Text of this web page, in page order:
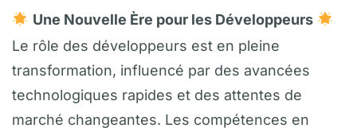
Une Nouvelle Ère pour les Développeurs
Le rôle des développeurs est en pleine
transformation, influencé par des avancées
technologiques rapides et des attentes de
marché changeantes. Les compétences en